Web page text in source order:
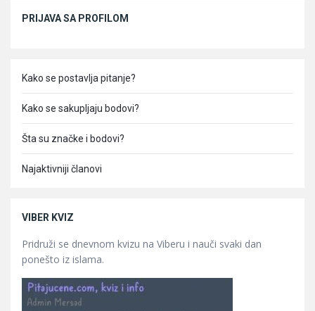
PRIJAVA SA PROFILOM
Kako se postavlja pitanje?
Kako se sakupljaju bodovi?
Šta su značke i bodovi?
Najaktivniji članovi
VIBER KVIZ
Pridruži se dnevnom kvizu na Viberu i nauči svaki dan
ponešto iz islama.